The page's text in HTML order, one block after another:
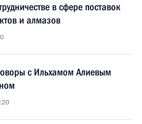
в сфере поставок
и алмазов
с Ильхамом Алиевым